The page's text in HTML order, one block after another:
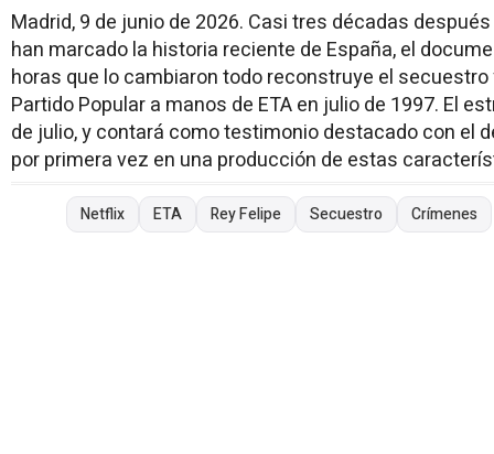
Madrid, 9 de junio de 2026. Casi tres décadas
han marcado la historia reciente de España, el
horas que lo cambiaron todo reconstruye el
Partido Popular a manos de ETA en julio de 1997. El
de julio, y contará como testimonio destacado con el
por primera vez en una producción de estas
Netflix ETA Rey Felipe Secuestro Crímenes